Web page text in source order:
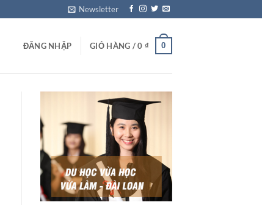
Newsletter
ĐĂNG NHẬP GIỎ HÀNG /0 ₫ 0